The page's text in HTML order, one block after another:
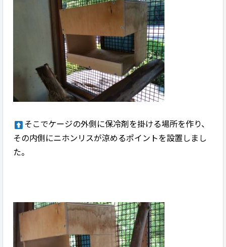
そこでケージの外側に保冷剤を掛ける場所を作り、
その内側にニホンリスが涼めるポイントを設置しまし
た。